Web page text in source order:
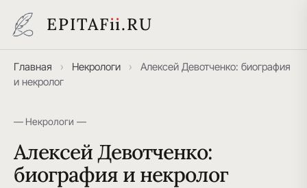
EPITAFii.RU
Главная › Некрологи ›
Алексей Девотченко: биография
и некролог
— Некрологи —
Алексей Девотченко:
биография и некролог